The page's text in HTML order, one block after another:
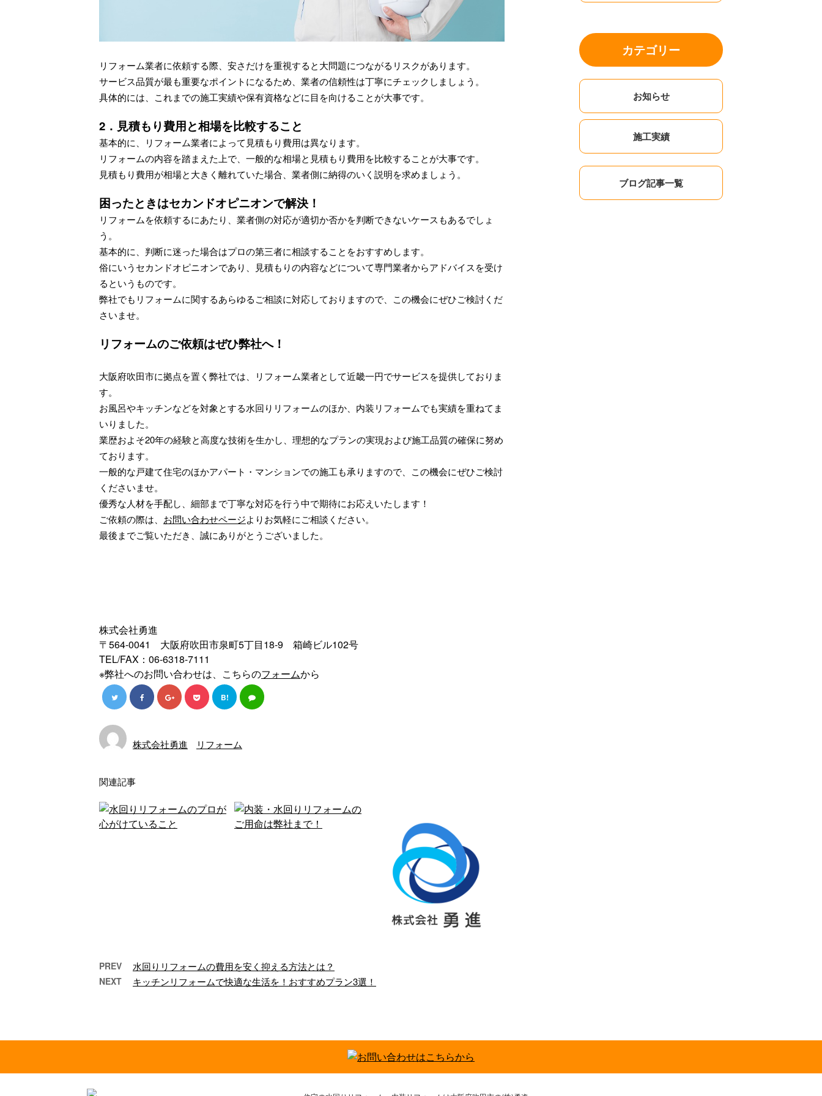
リフォーム業者に依頼する際、安さだけを重視すると大問題につながるリスクがあります。
サービス品質が最も重要なポイントになるため、業者の信頼性は丁寧にチェックしましょう。
具体的には、これまでの施工実績や保有資格などに目を向けることが大事です。
2．見積もり費用と相場を比較すること
基本的に、リフォーム業者によって見積もり費用は異なります。
リフォームの内容を踏まえた上で、一般的な相場と見積もり費用を比較することが大事です。
見積もり費用が相場と大きく離れていた場合、業者側に納得のいく説明を求めましょう。
困ったときはセカンドオピニオンで解決！
リフォームを依頼するにあたり、業者側の対応が適切か否かを判断できないケースもあるでしょ
う。
基本的に、判断に迷った場合はプロの第三者に相談することをおすすめします。
俗にいうセカンドオピニオンであり、見積もりの内容などについて専門業者からアドバイスを受け
るというものです。
弊社でもリフォームに関するあらゆるご相談に対応しておりますので、この機会にぜひご検討くだ
さいませ。
リフォームのご依頼はぜひ弊社へ！
大阪府吹田市に拠点を置く弊社では、リフォーム業者として近畿一円でサービスを提供しておりま
す。
お風呂やキッチンなどを対象とする水回りリフォームのほか、内装リフォームでも実績を重ねてま
いりました。
業歴およそ20年の経験と高度な技術を生かし、理想的なプランの実現および施工品質の確保に努め
ております。
一般的な戸建て住宅のほかアパート・マンションでの施工も承りますので、この機会にぜひご検討
くださいませ。
優秀な人材を手配し、細部まで丁寧な対応を行う中で期待にお応えいたします！
ご依頼の際は、 お問い合わせページよりお気軽にご相談ください。
最後までご覧いただき、誠にありがとうございました。
株式会社勇進
〒564-0041 大阪府吹田市泉町5丁目18-9 箱崎ビル102号
TEL/FAX：06-6318-7111
※弊社へのお問い合わせは、こちらのフォームから
B!
株式会社勇進 リフォーム
関連記事
田市に拠点を置き、内
勇進です！ 今回は「 …
田市を拠点に、近畿一
円で活動している株式
は、戸建て住宅のほか
たにホームページを開
設しました。 これまで
以上にご依頼主さまに
ご満足いただける施 …
PREV 水回りリフォームの費用を安く抑える方法とは？
NEXT キッチンリフォームで快適な生活を！おすすめプラン3選！
カテゴリー
お知らせ
施工実績
ブログ記事一覧